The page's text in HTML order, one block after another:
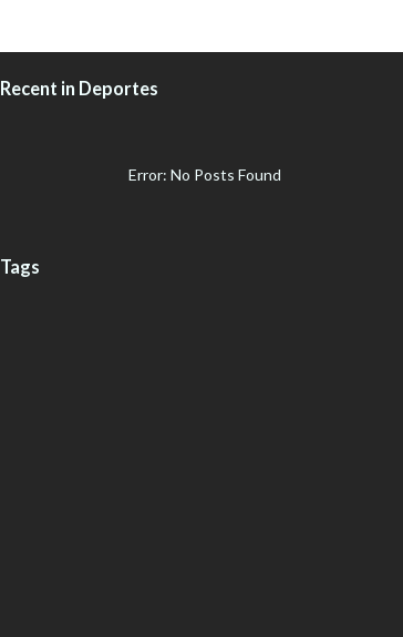
Recent in Deportes
Error: No Posts Found
Tags